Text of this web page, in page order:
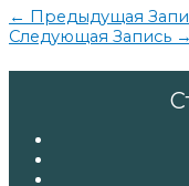
по
← Предыдущая
Следующая Запись →